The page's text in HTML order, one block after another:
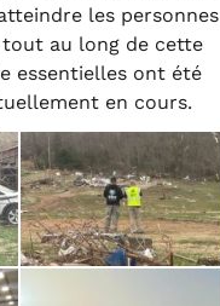
les personnes
au long de cette
essentielles ont été
en cours.